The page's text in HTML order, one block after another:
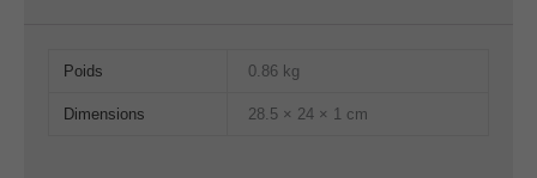
Poids 0.86 kg
Dimensions 28.5 × 24 × 1 cm